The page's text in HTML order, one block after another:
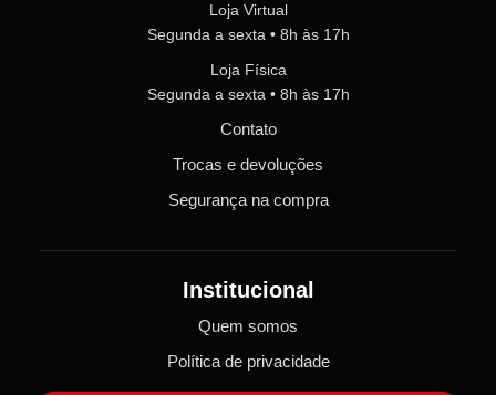
Loja Virtual
Segunda a sexta • 8h às 17h
Loja Física
Segunda a sexta • 8h às 17h
Contato
Trocas e devoluções
Segurança na compra
Institucional
Quem somos
Política de privacidade